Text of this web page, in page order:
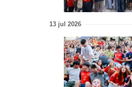
13 jul 2026